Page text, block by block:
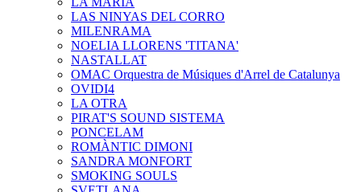
LAS NINYAS DEL CORRO
MILENRAMA
NOELIA LLORENS 'TITANA'
NASTALLAT
OMAC Orquestra de Músiques d'Arrel de Catalunya
OVIDI4
LA OTRA
PIRAT'S SOUND SISTEMA
PONCELAM
ROMÀNTIC DIMONI
SANDRA MONFORT
SMOKING SOULS